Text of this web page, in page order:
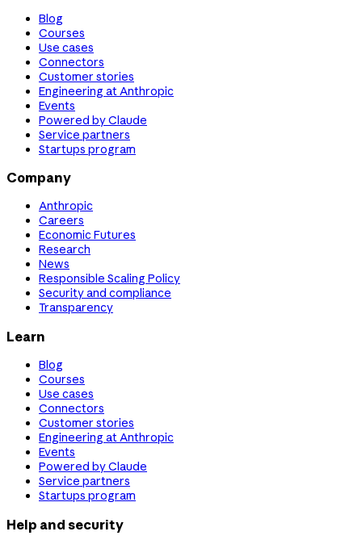
Blog
Courses
Use cases
Connectors
Customer stories
Engineering at Anthropic
Events
Powered by Claude
Service partners
Startups program
Company
Anthropic
Careers
Economic Futures
Research
News
Responsible Scaling Policy
Security and compliance
Transparency
Learn
Blog
Courses
Use cases
Connectors
Customer stories
Engineering at Anthropic
Events
Powered by Claude
Service partners
Startups program
Help and security